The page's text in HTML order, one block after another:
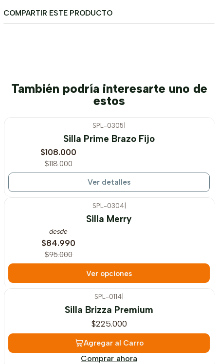
Respaldo Medio de Malla.
Apoyo Lumbar Fijo.
Altura del piso al asiento: 45 cm. (Pistón en su
altura mínima).
Ancho del asiento: 46 cm.
Ancho del asiento con brazo: 59 cm.
Altura Total: 90cm. (Pistón en su altura mínima)
Altura Total: 102 cm. (Pistón en su altura
máxima)
Ancho del respaldo: 46 cm.
Profundidad: 59 cm.
COMPARTIR ESTE PRODUCTO
También podría interesarte uno de
estos
Agotado
SPL-0305
Silla Prime Brazo Fijo
$108.000
$118.000
Ver detalles
SPL-0304|
Silla Merry
desde
$84.990
$95.000
Ver opciones
SPL-0114
Silla Brizza Premium
$225.000
Agregar al Carro
Comprar ahora